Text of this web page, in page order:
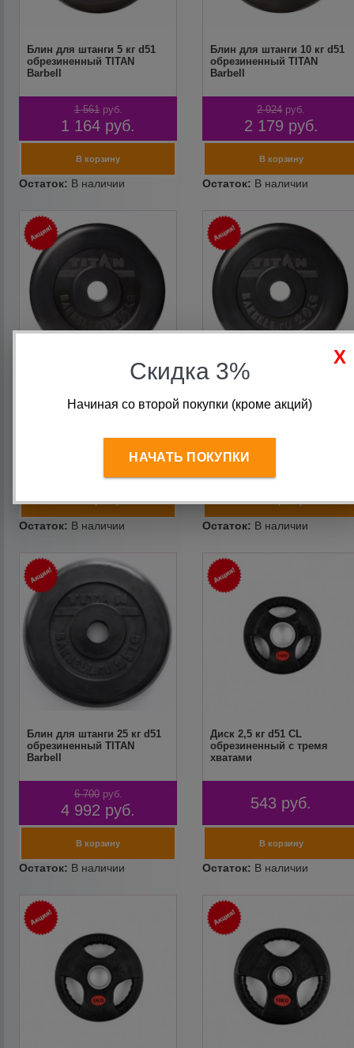
Блин для штанги 5 кг d51
обрезиненный TITAN
Barbell
1 561 руб.
1 164 руб.
Блин для штанги 10 кг d51
обрезиненный TITAN
Barbell
2 924 руб.
2 179 руб.
обрезиненный TITAN
обрезиненный TITAN
Блин для штанги 25 кг d51
обрезиненный TITAN
Barbell
6 700 руб.
4 992 руб.
Диск 2,5 кг d51 CL
обрезиненный с тремя
хватами
543 руб.
Скидка 3%
Начиная со второй покупки (кроме акций)
НАЧАТЬ ПОКУПКИ